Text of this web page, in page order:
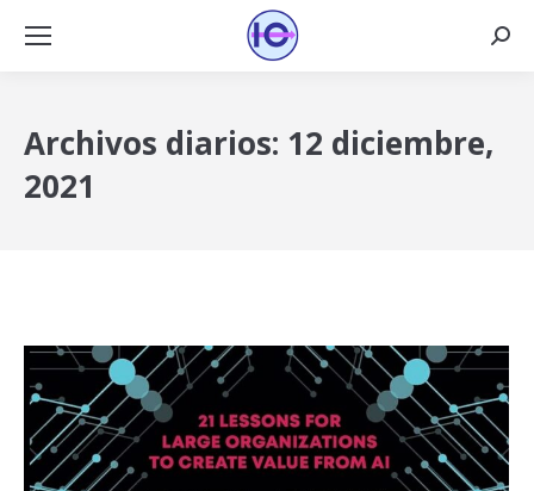
Archivos diarios: 12 diciembre,
2021